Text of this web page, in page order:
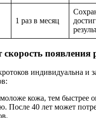
1 раз в месяц
скорость появления
индивидуальна и
кожа, тем быстрее
После 40 лет может